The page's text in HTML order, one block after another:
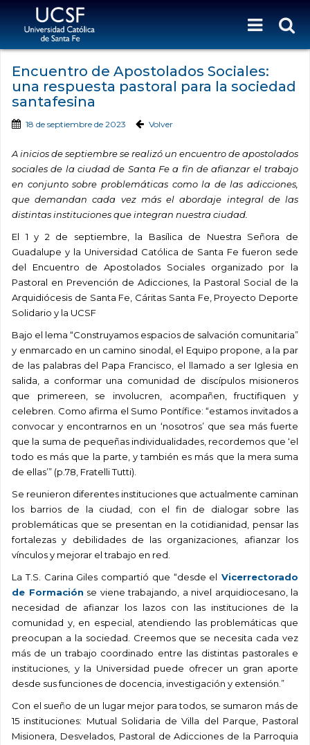
Encuentro de Apostolados Sociales:
una respuesta pastoral para la sociedad
santafesina
18 de septiembre de 2023 Volver
A inicios de septiembre se realizó un encuentro de apostolados
sociales de la ciudad de Santa Fe a fin de afianzar el trabajo
en conjunto sobre problemáticas como la de las adicciones,
que demandan cada vez más el abordaje integral de las
distintas instituciones que integran nuestra ciudad.
El 1 y 2 de septiembre, la Basílica de Nuestra Señora de
Guadalupe y la Universidad Católica de Santa Fe fueron sede
del Encuentro de Apostolados Sociales organizado por la
Pastoral en Prevención de Adicciones, la Pastoral Social de la
Arquidiócesis de Santa Fe, Cáritas Santa Fe, Proyecto Deporte
Solidario y la UCSF
Bajo el lema “Construyamos espacios de salvación comunitaria”
y enmarcado en un camino sinodal, el Equipo propone, a la par
de las palabras del Papa Francisco, el llamado a ser Iglesia en
salida, a conformar una comunidad de discípulos misioneros
que primereen, se involucren, acompañen, fructifiquen y
celebren. Como afirma el Sumo Pontífice: “estamos invitados a
convocar y encontrarnos en un ‘nosotros’ que sea más fuerte
que la suma de pequeñas individualidades, recordemos que ‘el
todo es más que la parte, y también es más que la mera suma
de ellas’” (p.78, Fratelli Tutti).
Se reunieron diferentes instituciones que actualmente caminan
los barrios de la ciudad, con el fin de dialogar sobre las
problemáticas que se presentan en la cotidianidad, pensar las
fortalezas y debilidades de las organizaciones, afianzar los
vínculos y mejorar el trabajo en red.
La T.S. Carina Giles compartió que “desde el Vicerrectorado
de Formación se viene trabajando, a nivel arquidiocesano, la
necesidad de afianzar los lazos con las instituciones de la
comunidad y, en especial, atendiendo las problemáticas que
preocupan a la sociedad. Creemos que se necesita cada vez
más de un trabajo coordinado entre las distintas pastorales e
instituciones, y la Universidad puede ofrecer un gran aporte
desde sus funciones de docencia, investigación y extensión.”
Con el sueño de un lugar mejor para todos, se sumaron más de
15 instituciones: Mutual Solidaria de Villa del Parque, Pastoral
Misionera, Desvelados, Pastoral de Adicciones de la Parroquia